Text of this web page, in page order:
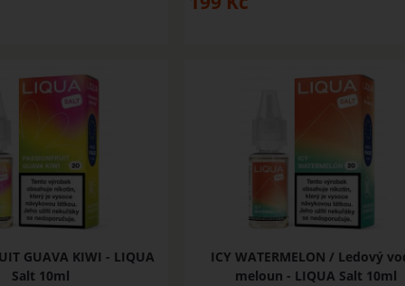
GUAVA KIWI - LIQUA
Salt 10ml
ICY WATERMELON / Ledový
meloun - LIQUA Salt 10ml